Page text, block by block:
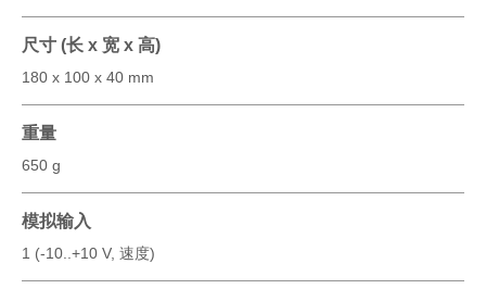
尺寸 (长 x 宽 x 高)
180 x 100 x 40 mm
重量
650 g
模拟输入
1 (-10..+10 V, 速度)